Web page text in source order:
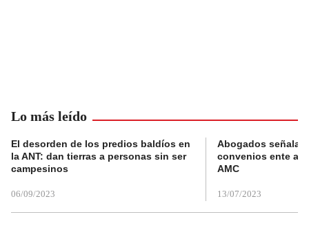
Lo más leído
El desorden de los predios baldíos en
la ANT: dan tierras a personas sin ser
campesinos
06/09/2023
Abogados
convenios ente
AMC
13/07/2023